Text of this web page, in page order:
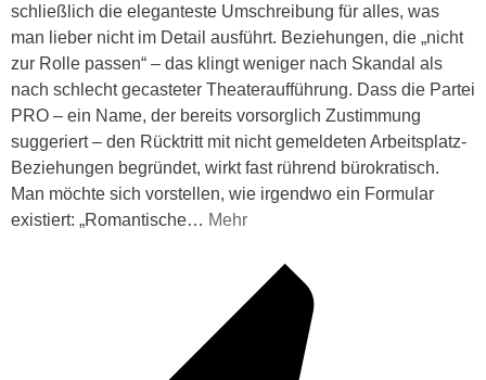
schließlich die eleganteste Umschreibung für alles, was
man lieber nicht im Detail ausführt. Beziehungen, die „nicht
zur Rolle passen“ – das klingt weniger nach Skandal als
nach schlecht gecasteter Theateraufführung. Dass die Partei
PRO – ein Name, der bereits vorsorglich Zustimmung
suggeriert – den Rücktritt mit nicht gemeldeten Arbeitsplatz-
Beziehungen begründet, wirkt fast rührend bürokratisch.
Man möchte sich vorstellen, wie irgendwo ein Formular
existiert: „Romantische… Mehr